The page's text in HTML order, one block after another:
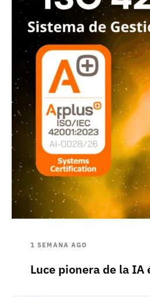
1 SEMANA AGO
Luce pionera de la